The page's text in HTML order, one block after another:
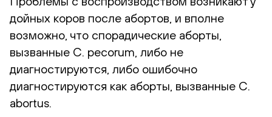
дойных коров после абортов, и вполне
возможно, что спорадические аборты,
вызванные C. pecorum, либо не
диагностируются, либо ошибочно
диагностируются как аборты, вызванные C.
abortus.